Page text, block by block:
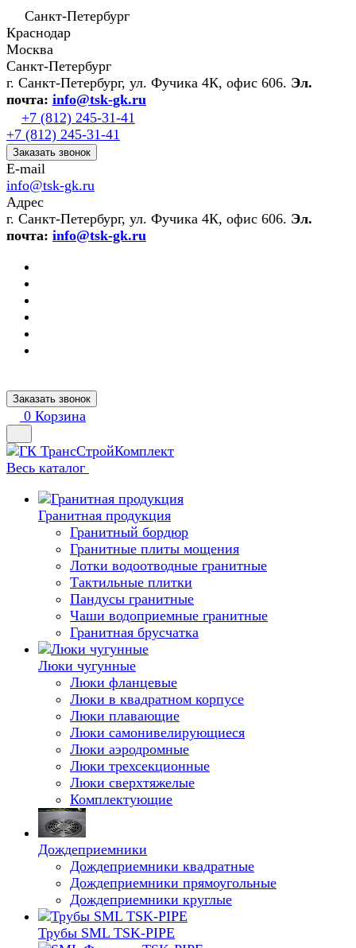
Санкт-Петербург
Краснодар
Москва
Санкт-Петербург
г. Санкт-Петербург, ул. Фучика 4К, офис 606. Эл.
почта: info@tsk-gk.ru
+7 (812) 245-31-41
+7 (812) 245-31-41
Заказать звонок
E-mail
info@tsk-gk.ru
Адрес
г. Санкт-Петербург, ул. Фучика 4К, офис 606. Эл.
почта: info@tsk-gk.ru
Заказать звонок
0 Корзина
Весь каталог
Гранитная продукция
Гранитный бордюр
Гранитные плиты мощения
Лотки водоотводные гранитные
Тактильные плитки
Пандусы гранитные
Чаши водоприемные гранитные
Гранитная брусчатка
Люки чугунные
Люки фланцевые
Люки в квадратном корпусе
Люки плавающие
Люки самонивелирующиеся
Люки аэродромные
Люки трехсекционные
Люки сверхтяжелые
Комплектующие
Дождеприемники
Дождеприемники квадратные
Дождеприемники прямоугольные
Дождеприемники круглые
Трубы SML TSK-PIPE